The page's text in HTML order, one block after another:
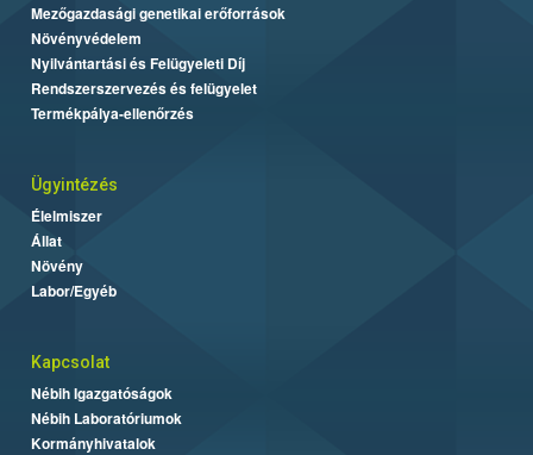
Mezőgazdasági genetikai erőforrások
Növényvédelem
Nyilvántartási és Felügyeleti Díj
Rendszerszervezés és felügyelet
Termékpálya-ellenőrzés
Ügyintézés
Élelmiszer
Állat
Növény
Labor/Egyéb
Kapcsolat
Nébih Igazgatóságok
Nébih Laboratóriumok
Kormányhivatalok